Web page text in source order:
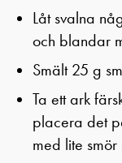
Låt svalna
och blandar
Smält 25 g
Ta ett ark
placera det
med lite